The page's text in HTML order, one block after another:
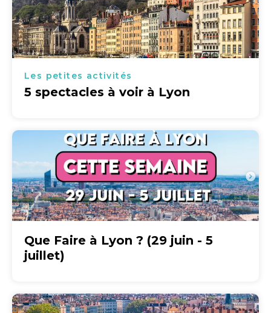
Les petites activités
5 spectacles à voir à Lyon
Que Faire à Lyon ? (29 juin - 5
juillet)